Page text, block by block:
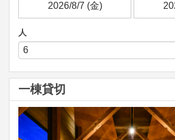
人
一棟貸切
Previous